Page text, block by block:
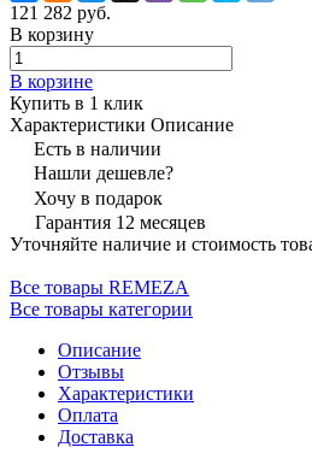
121 282 руб.
В корзину
В корзине
Купить в 1 клик
Характеристики Описание
Есть в наличии
Нашли дешевле?
Хочу в подарок
Гарантия 12 месяцев
Уточняйте наличие и стоимость
Все товары REMEZA
Все товары категории
Описание
Отзывы
Характеристики
Оплата
Доставка